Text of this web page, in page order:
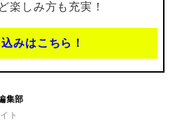
楽しみ方も充実！
みはこちら！
集部
ト